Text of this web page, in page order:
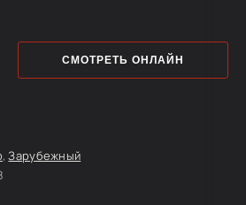
,Зарубежный
СМОТРЕТЬ ОНЛАЙН